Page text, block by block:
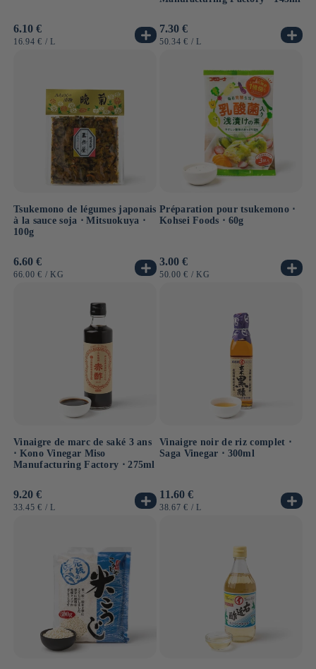
Prix
habituel
6.10 €
PRIX
16.94 € / PAR
L
Prix
habituel
7.30 €
PRIX
50.34 € / PAR
L
Tsukemono de légumes japonais
à la sauce soja ⋅ Mitsuokuya ⋅
100g
Prix
habituel
6.60 €
PRIX
66.00 € / PAR
KG
Préparation pour tsukemono ⋅
Kohsei Foods ⋅ 60g
Prix
habituel
3.00 €
PRIX
50.00 € / PAR
KG
Vinaigre de marc de saké 3 ans
⋅ Kono Vinegar Miso
Manufacturing Factory ⋅ 275ml
Prix
habituel
9.20 €
PRIX
33.45 € / PAR
L
Vinaigre noir de riz complet ⋅
Saga Vinegar ⋅ 300ml
Prix
habituel
11.60 €
PRIX
38.67 € / PAR
L